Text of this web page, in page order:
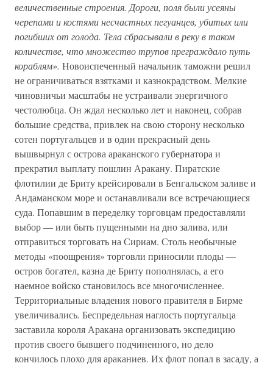
величественные строения. Дороги, поля были усеяны
черепами и костями несчастных пегуанцев, убитых или
погибших от голода. Тела сбрасывали в реку в таком
количестве, что множество трупов преграждало путь
кораблям». Новоиспеченный начальник таможни решил
не ограничиваться взятками и казнокрадством. Мелкие
чиновничьи масштабы не устраивали энергичного
честолюбца. Он ждал несколько лет и наконец, собрав
большие средства, привлек на свою сторону несколько
сотен португальцев и в один прекрасный день
вышвырнул с острова араканского губернатора и
прекратил выплату пошлин Аракану. Пиратские
флотилии де Бриту крейсировали в Бенгальском заливе и
Андаманском море и останавливали все встречающиеся
суда. Попавшим в переделку торговцам предоставляли
выбор — или быть пущенными на дно залива, или
отправиться торговать на Сириам. Столь необычные
методы «поощрения» торговли приносили плоды —
остров богател, казна де Бриту пополнялась, а его
наемное войско становилось все многочисленнее.
Территориальные владения нового правителя в Бирме
увеличивались. Беспредельная наглость португальца
заставила короля Аракана организовать экспедицию
против своего бывшего подчиненного, но дело
кончилось плохо для араканиев. Их флот попал в засаду, а